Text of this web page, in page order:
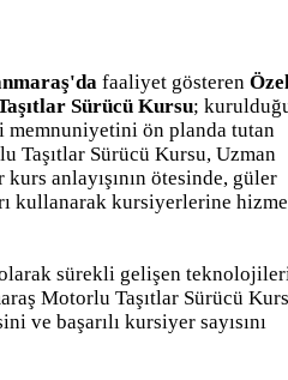
faaliyet gösteren
Sürücü Kursu;
ön planda tutan
Taşıtlar Sürücü Kursu, Uzman
anlayışının ötesinde, güler
kullanarak kursiyerlerine
sürekli gelişen
Motorlu Taşıtlar Sürücü
ve başarılı kursiyer sayısını